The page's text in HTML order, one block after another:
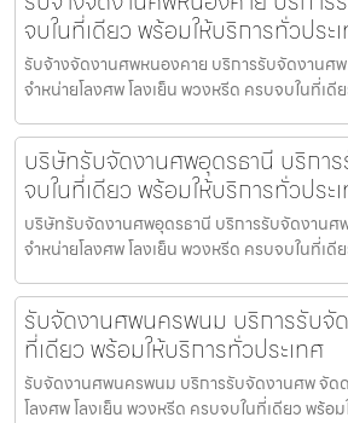
จบในที่เดียว พร้อมให้บริการทั่วประ
รับจ้างจัดงานศพหนองคาย บริการรับจัดงานศ
จำหน่ายโลงศพ โลงเย็น พวงหรีด ครบจบในที่เดี
บริษัทรับจัดงานศพอุดรธานี บริกา
จบในที่เดียว พร้อมให้บริการทั่วประ
บริษัทรับจัดงานศพอุดรธานี บริการรับจัดงานศ
จำหน่ายโลงศพ โลงเย็น พวงหรีด ครบจบในที่เดี
รับจัดงานศพนครพนม บริการรับจั
ที่เดียว พร้อมให้บริการทั่วประเทศ
รับจัดงานศพนครพนม บริการรับจัดงานศพ จัด
โลงศพ โลงเย็น พวงหรีด ครบจบในที่เดียว พร้อ